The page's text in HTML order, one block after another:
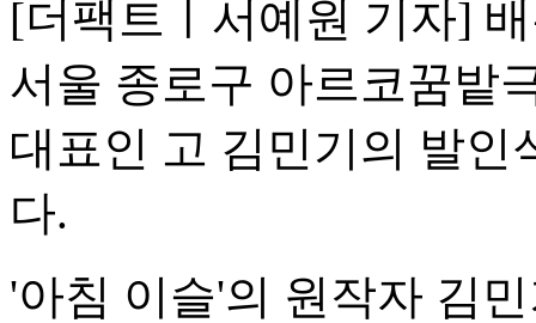
[더팩트ㅣ서예원 기자]
서울 종로구 아르코꿈밭
대표인 고 김민기의 발인
다.
'아침 이슬'의 원작자 김